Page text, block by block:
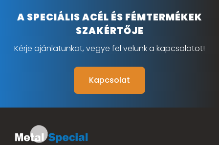
A SPECIÁLIS ACÉL ÉS FÉMTERMÉKEK
SZAKÉRTŐJE
Kérje ajánlatunkat, vegye fel velünk a kapcsolatot!
Kapcsolat